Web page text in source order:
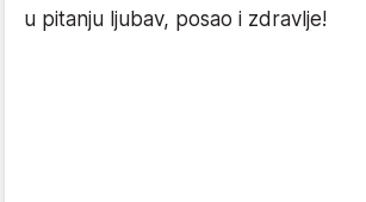
u pitanju ljubav, posao i zdravlje!